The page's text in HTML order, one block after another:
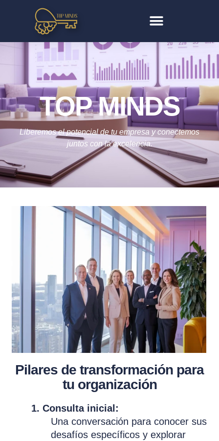
TOP MINDS
Liberemos el potencial de tu empresa y conectemos
juntos con la excelencia.
Pilares de transformación para
tu organización
1. Consulta inicial:
Una conversación para conocer sus
desafíos específicos y explorar